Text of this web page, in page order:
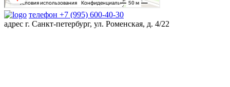
телефон +7 (995) 600-40-30
адрес г. Санкт-петербург, ул. Роменская, д. 4/22